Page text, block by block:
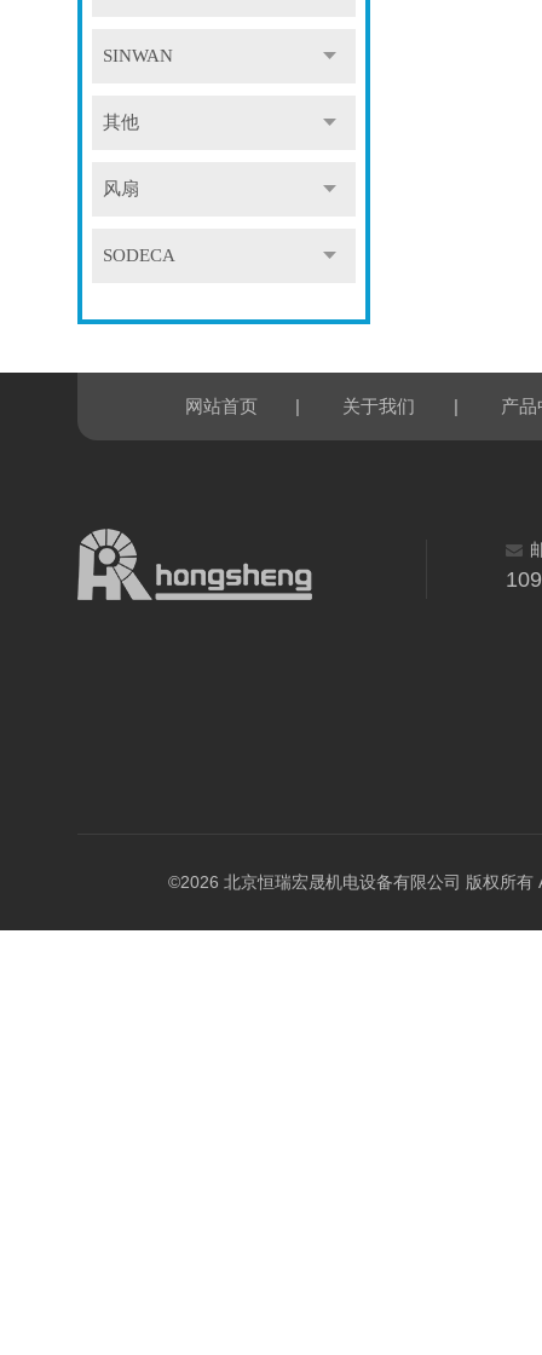
SINWAN
其他
风扇
SODECA
网站首页 | 关于我们 | 产品
©2026 北京恒瑞宏晟机电设备有限公司 版权所有